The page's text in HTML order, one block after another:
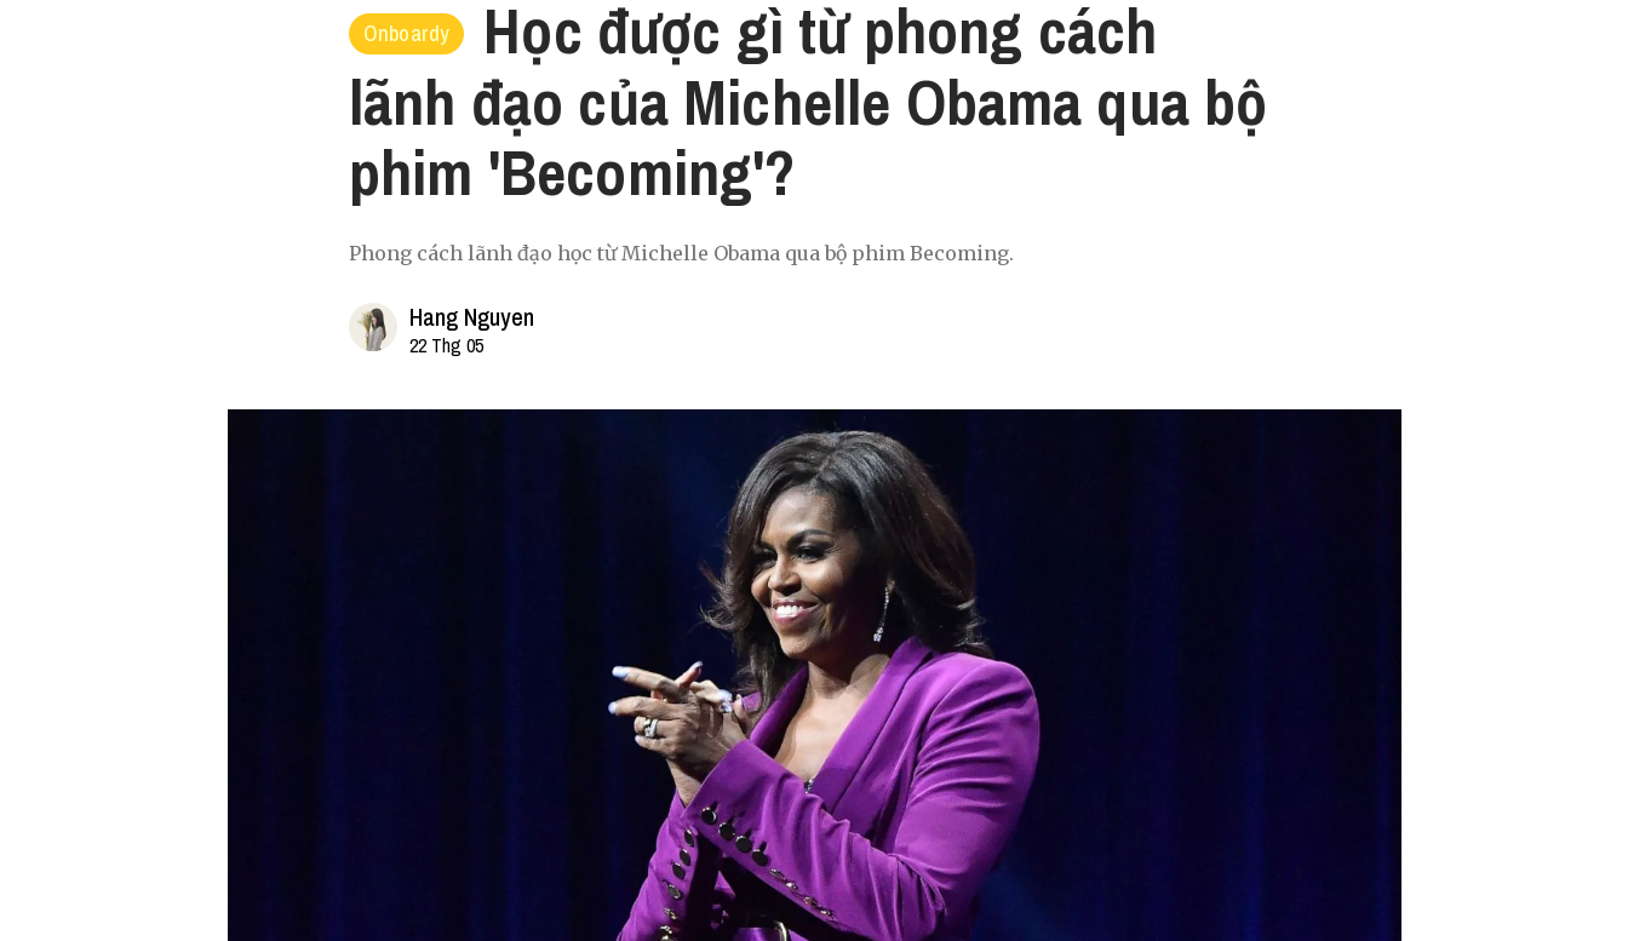
Onboardy
Học được gì từ phong cách
lãnh đạo của Michelle Obama qua bộ
phim 'Becoming'?
Phong cách lãnh đạo học từ Michelle Obama qua bộ phim Becoming.
Hang Nguyen
22 Thg 05